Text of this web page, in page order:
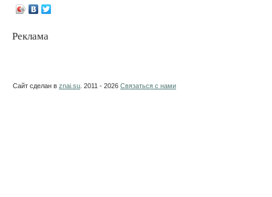
Реклама
Сайт сделан в znai.su . 2011 - 2026 Связаться с нами